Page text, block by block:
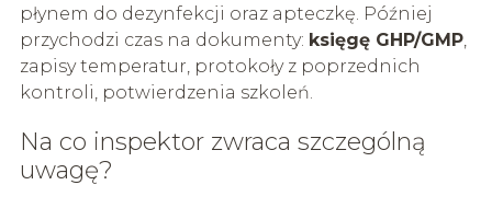
płynem do dezynfekcji oraz apteczkę. Później
przychodzi czas na dokumenty: księgę GHP/GMP,
zapisy temperatur, protokoły z poprzednich
kontroli, potwierdzenia szkoleń.
Na co inspektor zwraca szczególną
uwagę?